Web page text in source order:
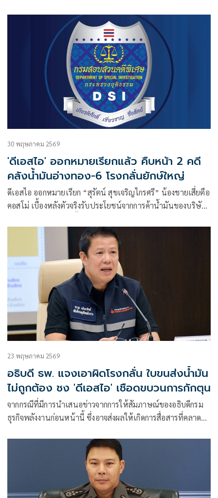
พลังงานกำหนด ส่อเวียนใช้กระทำผิด
30 พฤษภาคม 2569
'ดีเอสไอ' ออกหมายเรียกแล้ว คืบหน้า 2 คดี
คลังน้ำมันอ่างทอง-6 โรงกลั่นยักษ์ใหญ่
ดีเอสไอ ออกหมายเรียก “สุรัตน์ สุขเจริญไกรศรี” น้องชายเสี่ยตือ
คอสโม่ เบื้องหลังตัวจริงรับประโยชน์จากการค้าน้ำมันของบริษัท
ปลอมปนน้ำมันเชื้อเพลิง-ขายเกินราคา จันทร์ 8 มิ.ย.69
23 พฤษภาคม 2569
อธิบดี ธพ. แจงเอาผิดโรงกลั่น ใบขนส่งน้ำมัน
ไม่ถูกต้อง ชง 'ดีเอสไอ' เชือดขบวนการกักตุน
จากกรณีที่มีการนำเสนอข่าวจากการให้สัมภาษณ์ของอธิบดีกรม
ธุรกิจพลังงานก่อนหน้านี้ ซึ่งอาจส่งผลให้เกิดการสื่อสารที่คลาด
เพียงการกรอกข้อมูลในเอกสารไม่ครบถ้วนนั้น